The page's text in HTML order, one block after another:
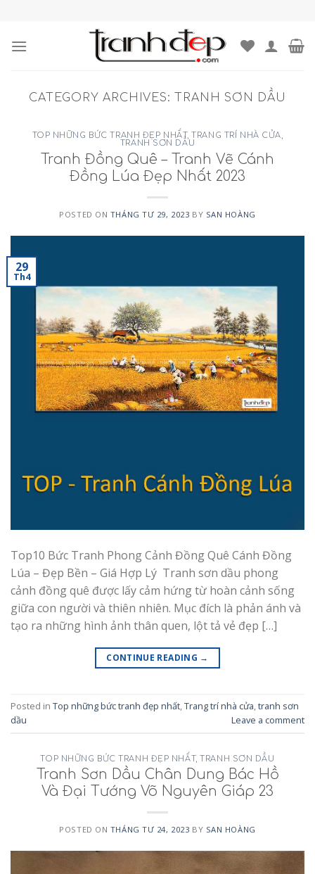
content
CATEGORY ARCHIVES: TRANH SƠN DẦU
TOP NHỮNG BỨC TRANH ĐẸP NHẤT,TRANG TRÍ NHÀ CỬA,
TRANH SƠN DẦU
Tranh Đồng Quê – Tranh Vẽ Cánh
Đồng Lúa Đẹp Nhất 2023
POSTED ON THÁNG TƯ 29, 2023 BY SAN HOÀNG
29
Th4
Top10 Bức Tranh Phong Cảnh Đồng Quê Cánh Đồng
Lúa – Đẹp Bền – Giá Hợp Lý Tranh sơn dầu phong
cảnh đồng quê được lấy cảm hứng từ hoàn cảnh sống
giữa con người và thiên nhiên. Mục đích là phản ánh và
tạo ra những hình ảnh thân quen, lột tả vẻ đẹp […]
CONTINUE READING →
Posted in Top những bức tranh đẹp nhất,Trang trí nhà cửa,tranh sơn
dầu
Leave a comment
TOP NHỮNG BỨC TRANH ĐẸP NHẤT,TRANH SƠN DẦU
Tranh Sơn Dầu Chân Dung Bác Hồ
Và Đại Tướng Võ Nguyên Giáp 23
POSTED ON THÁNG TƯ 24, 2023 BY SAN HOÀNG